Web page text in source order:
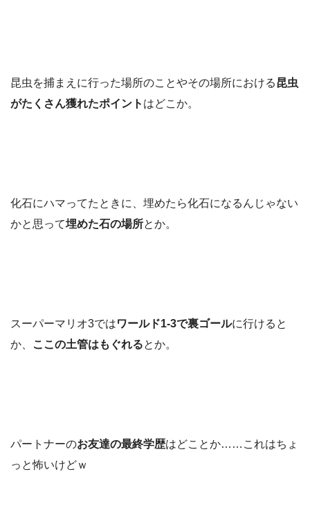
昆虫を捕まえに行った場所のことやその場所における昆虫
がたくさん獲れたポイント はどこか。
化石にハマってたときに、埋めたら化石になるんじゃない
かと思って埋めた石の場所とか。
スーパーマリオ3ではワールド1-3で裏ゴールに行けると
か、
ここの土管はもぐれるとか。
パートナーのお友達の最終学歴はどことか……これはちょ
っと怖いけどｗ